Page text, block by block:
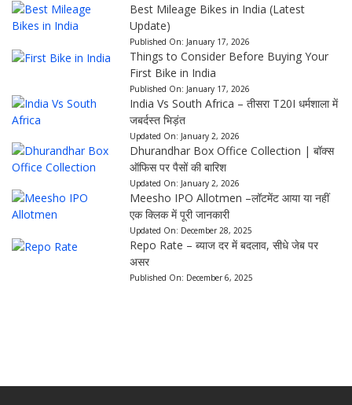
Best Mileage Bikes in India (Latest
Update)
Published On: January 17, 2026
Things to Consider Before Buying Your
First Bike in India
Published On: January 17, 2026
India Vs South Africa – तीसरा T20I धर्मशाला में
जबर्दस्त भिड़ंत
Updated On: January 2, 2026
Dhurandhar Box Office Collection | बॉक्स
ऑफिस पर पैसों की बारिश
Updated On: January 2, 2026
Meesho IPO Allotmen –लॉटमेंट आया या नहीं
एक क्लिक में पूरी जानकारी
Updated On: December 28, 2025
Repo Rate – ब्याज दर में बदलाव, सीधे जेब पर
असर
Published On: December 6, 2025